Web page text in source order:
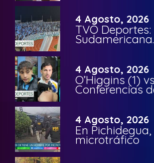
4 Agosto, 2026
TVO
4 Agosto, 2026
O’Higgins (1)
Conferencias
4 Agosto, 2026
En
microtráfico